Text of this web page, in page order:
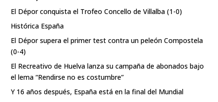
El Dépor conquista el Trofeo Concello de Villalba (1-0)
Histórica España
El Dépor supera el primer test contra un peleón Compostela
(0-4)
El Recreativo de Huelva lanza su campaña de abonados bajo
el lema “Rendirse no es costumbre”
Y 16 años después, España está en la final del Mundial